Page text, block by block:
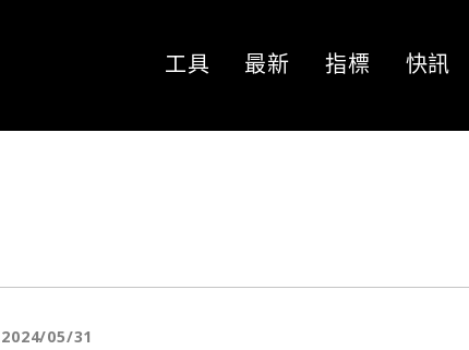
工具 最新 指標 快訊
2024/05/31